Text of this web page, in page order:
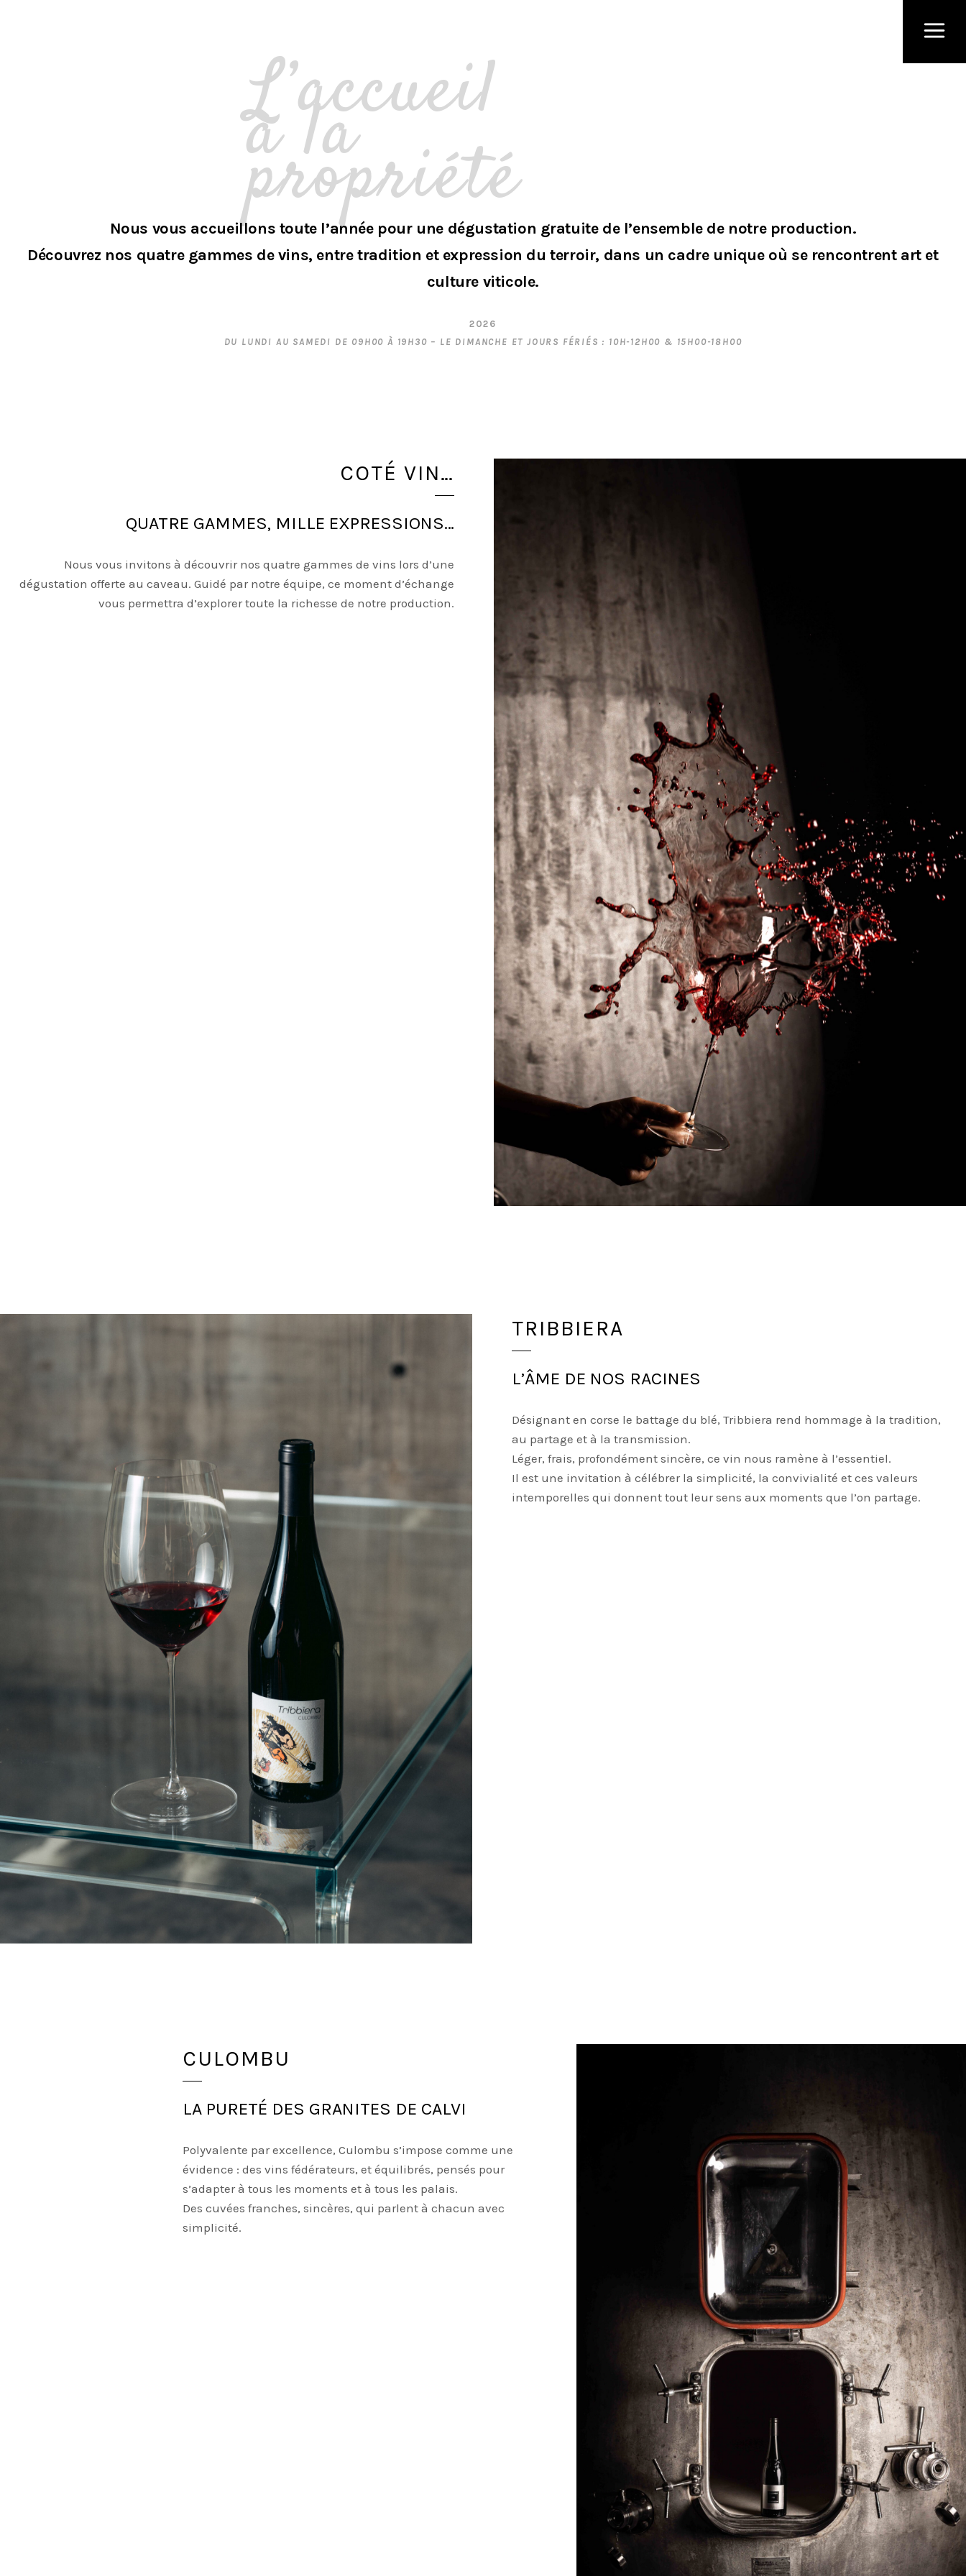
L’accueil
à la
propriété
Nous vous accueillons toute l’année pour une dégustation gratuite de l’ensemble de notre production.
Découvrez nos quatre gammes de vins, entre tradition et expression du terroir, dans un cadre unique où se rencontrent art et
culture viticole.
2026
DU LUNDI AU SAMEDI DE 09H00 À 19H30 – LE DIMANCHE ET JOURS FÉRIÉS : 10H-12H00 & 15H00-18H00
COTÉ VIN…
QUATRE GAMMES, MILLE EXPRESSIONS…
Nous vous invitons à découvrir nos quatre gammes de vins lors d’une
dégustation offerte au caveau. Guidé par notre équipe, ce moment d’échange
vous permettra d’explorer toute la richesse de notre production.
TRIBBIERA
L’ÂME DE NOS RACINES
Désignant en corse le battage du blé, Tribbiera rend hommage à la tradition,
au partage et à la transmission.
Léger, frais, profondément sincère, ce vin nous ramène à l’essentiel.
Il est une invitation à célébrer la simplicité, la convivialité et ces valeurs
intemporelles qui donnent tout leur sens aux moments que l’on partage.
CULOMBU
LA PURETÉ DES GRANITES DE CALVI
Polyvalente par excellence, Culombu s’impose comme une
évidence : des vins fédérateurs, et équilibrés, pensés pour
s’adapter à tous les moments et à tous les palais.
Des cuvées franches, sincères, qui parlent à chacun avec
simplicité.